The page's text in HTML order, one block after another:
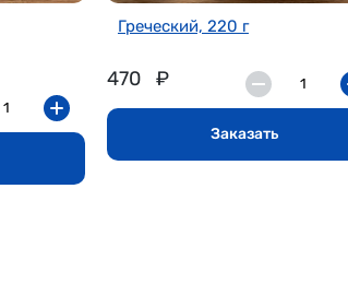
Греческий, 220 г
470 ₽
Заказать